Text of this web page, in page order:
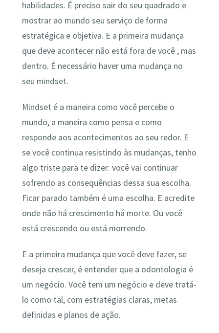
habilidades. É preciso sair do seu quadrado e
mostrar ao mundo seu serviço de forma
estratégica e objetiva. E a primeira mudança
que deve acontecer não está fora de você , mas
dentro. É necessário haver uma mudança no
seu mindset.
Mindset é a maneira como você percebe o
mundo, a maneira como pensa e como
responde aos acontecimentos ao seu redor. E
se você continua resistindo às mudanças, tenho
algo triste para te dizer: você vai continuar
sofrendo as consequências dessa sua escolha.
Ficar parado também é uma escolha. E acredite
onde não há crescimento há morte. Ou você
está crescendo ou está morrendo.
E a primeira mudança que você deve fazer, se
deseja crescer, é entender que a odontologia é
um negócio. Você tem um negócio e deve tratá-
lo como tal, com estratégias claras, metas
definidas e planos de ação.